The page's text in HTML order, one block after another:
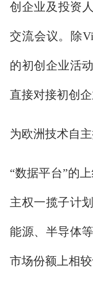
创企业及投资
交流会议。除
的初创企业活
直接对接初创
为欧洲技术自
“数据平台”的
主权一揽子计
能源、半导体
市场份额上相